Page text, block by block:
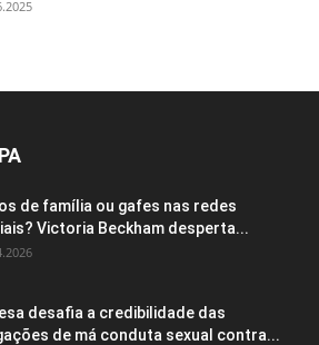
de família ou gafes nas redes
Victoria Beckham desperta...
desafia a credibilidade das
de má conduta sexual contra...